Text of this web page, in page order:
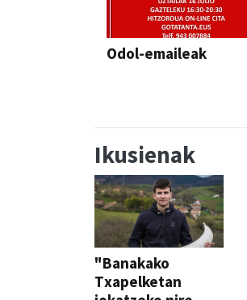
Odol-emaileak
Ikusienak
"Banakako
Txapelketan